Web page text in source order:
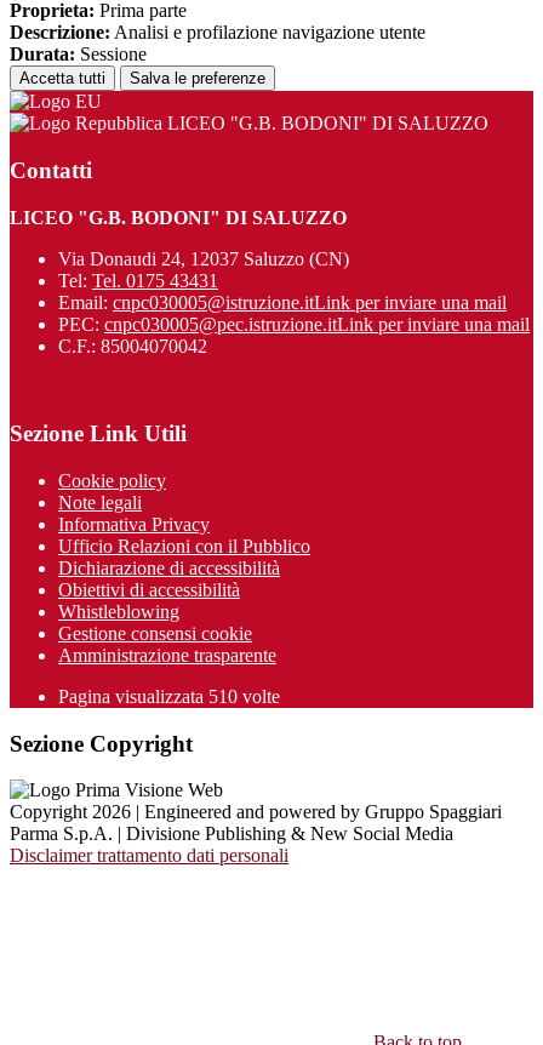
Proprieta: Prima parte
Descrizione: Analisi e profilazione navigazione utente
Durata: Sessione
Accetta tutti Salva le preferenze
LICEO "G.B. BODONI" DI SALUZZO
Contatti
LICEO "G.B. BODONI" DI SALUZZO
Via Donaudi 24, 12037 Saluzzo (CN)
Tel: Tel. 0175 43431
Email: cnpc030005@istruzione.itLink per inviare una mail
PEC: cnpc030005@pec.istruzione.itLink per inviare una mail
C.F.: 85004070042
Sezione Link Utili
Cookie policy
Note legali
Informativa Privacy
Ufficio Relazioni con il Pubblico
Dichiarazione di accessibilità
Obiettivi di accessibilità
Whistleblowing
Gestione consensi cookie
Amministrazione trasparente
Pagina visualizzata 510 volte
Sezione Copyright
Copyright 2026 | Engineered and powered by Gruppo Spaggiari
Parma S.p.A. | Divisione Publishing & New Social Media
Disclaimer trattamento dati personali